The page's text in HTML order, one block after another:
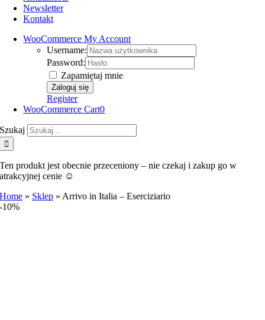
Newsletter
Kontakt
WooCommerce My Account
Username:
Password:
Zapamiętaj mnie
Register
WooCommerce Cart0
Szukaj
Ten produkt jest obecnie przeceniony – nie czekaj i zakup go w
atrakcyjnej cenie ☺️
Home » Sklep » Arrivo in Italia – Eserciziario
-10%